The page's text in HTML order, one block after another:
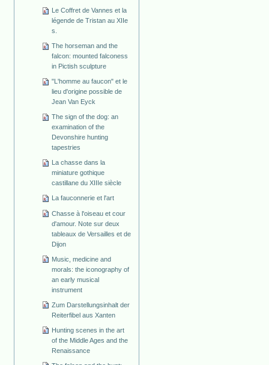
Le Coffret de Vannes et la
légende de Tristan au XIIe
s.
The horseman and the
falcon: mounted falconess
in Pictish sculpture
"L'homme au faucon" et le
lieu d'origine possible de
Jean Van Eyck
The sign of the dog: an
examination of the
Devonshire hunting
tapestries
La chasse dans la
miniature gothique
castillane du XIIIe siècle
La fauconnerie et l'art
Chasse à l'oiseau et cour
d'amour. Note sur deux
tableaux de Versailles et de
Dijon
Music, medicine and
morals: the iconography of
an early musical
instrument
Zum Darstellungsinhalt der
Reiterfibel aus Xanten
Hunting scenes in the art
of the Middle Ages and the
Renaissance